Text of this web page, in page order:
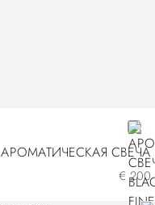
GOLD
АРОМАТИЧЕСКАЯ СВЕЧА
€ 200